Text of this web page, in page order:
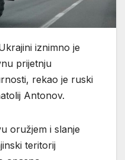
iznimno je
prijetnju
rekao je ruski
Antonov.
oružjem i slanje
teritorij